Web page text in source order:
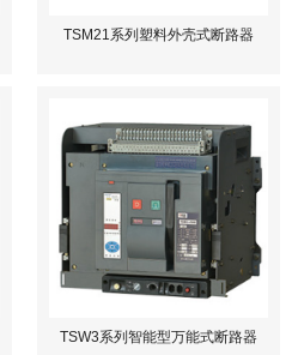
TSM21系列塑料外壳式断路器
TSW3系列智能型万能式断路器